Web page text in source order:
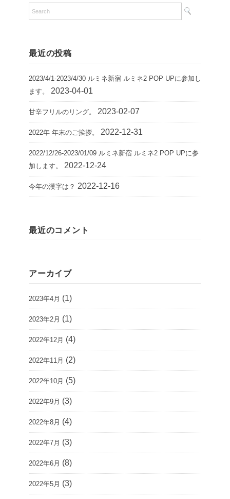
最近の投稿
2023/4/1-2023/4/30 ルミネ新宿 ルミネ2 POP UPに参加し
ます。
2023-04-01
甘辛フリルのリング。 2023-02-07
2022年 年末のご挨拶。 2022-12-31
2022/12/26-2023/01/09 ルミネ新宿 ルミネ2 POP UPに参
加します。
2022-12-24
今年の漢字は？ 2022-12-16
最近のコメント
アーカイブ
2023年4月 (1)
2023年2月 (1)
2022年12月 (4)
2022年11月 (2)
2022年10月 (5)
2022年9月 (3)
2022年8月 (4)
2022年7月 (3)
2022年6月 (8)
2022年5月 (3)